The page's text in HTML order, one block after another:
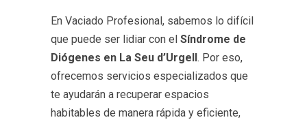
En Vaciado Profesional, sabemos lo difícil
que puede ser lidiar con el Síndrome de
Diógenes en La Seu d’Urgell . Por eso,
ofrecemos servicios especializados que
te ayudarán a recuperar espacios
habitables de manera rápida y eficiente,